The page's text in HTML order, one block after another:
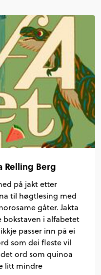
Relling Berg
på jakt etter
til høgtlesing med
gåter. Jakta
bokstaven i alfabetet
passer inn på ei
som dei fleste vil
ord som quinoa
litt mindre